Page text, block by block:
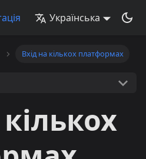
Українська
Вхід на кількох платформах